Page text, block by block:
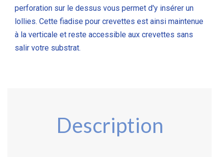
perforation sur le dessus vous permet d'y insérer un
lollies. Cette fiadise pour crevettes est ainsi maintenue
à la verticale et reste accessible aux crevettes sans
salir votre substrat.
Description